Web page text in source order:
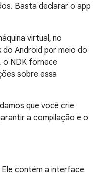
Basta declarar o app
virtual, no
Android por meio do
o NDK fornece
sobre essa
que você crie
a compilação e o
Ele contém a interface